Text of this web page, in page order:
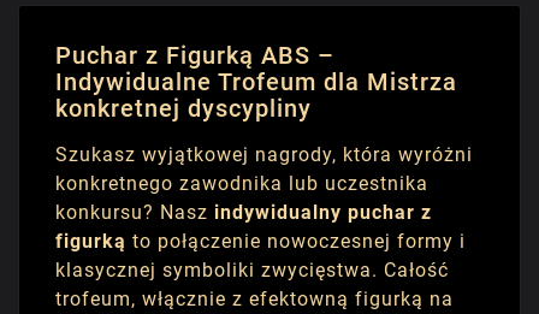
Puchar z Figurką ABS –
Indywidualne Trofeum dla Mistrza
konkretnej dyscypliny
Szukasz wyjątkowej nagrody, która wyróżni
konkretnego zawodnika lub uczestnika
konkursu? Nasz indywidualny puchar z
figurką to połączenie nowoczesnej formy i
klasycznej symboliki zwycięstwa. Całość
trofeum, włącznie z efektowną figurką na